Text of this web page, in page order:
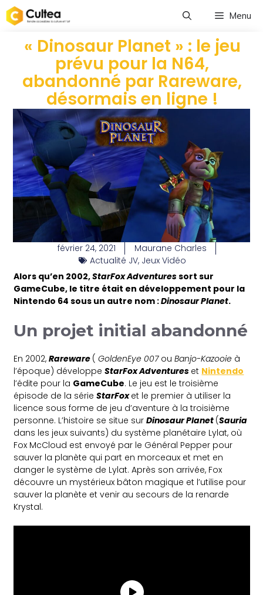
Menu
« Dinosaur Planet » : le jeu
prévu pour la N64,
abandonné par Rareware,
désormais en ligne !
février 24, 2021
Maurane Charles
Actualité JV, Jeux Vidéo
Alors qu’en 2002,StarFox Adventuressort sur
GameCube, le titre était en développement pour la
Nintendo 64 sous un autre nom :Dinosaur Planet.
Un projet initial abandonné
En 2002,Rareware (GoldenEye 007ouBanjo-Kazooie à
l’époque) développeStarFox Adventures et Nintendo
l’édite pour la GameCube. Le jeu est le troisième
épisode de la sérieStarFoxet le premier à utiliser la
licence sous forme de jeu d’aventure à la troisième
personne. L’histoire se situe surDinosaur Planet (Sauria
dans les jeux suivants) du système planétaire Lylat, où
Fox McCloud est envoyé par le Général Pepper pour
sauver la planète qui part en morceaux et met en
danger le système de Lylat. Après son arrivée, Fox
découvre un mystérieux bâton magique et l’utilise pour
sauver la planète et venir au secours de la renarde
Krystal.